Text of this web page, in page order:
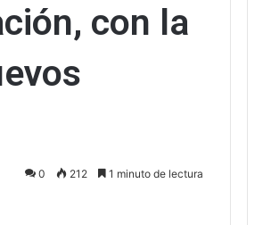
con la
0 212 1 minuto de lectura